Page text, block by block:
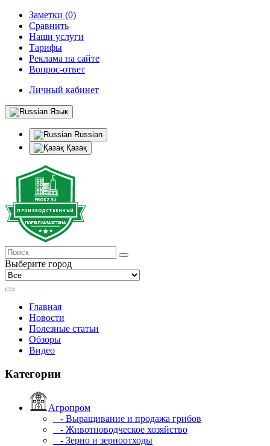
Заметки (0)
Сравнить
Наши услуги
Тарифы
Реклама на сайте
Вопрос-ответ
Личный кабинет
Язык
Russian
Қазақ
Выберите город
Главная
Новости
Полезные статьи
Обзоры
Видео
Категории
Агропром
- Выращивание и продажа грибов
- Животноводческое хозяйство
- Зерно и зерноотходы